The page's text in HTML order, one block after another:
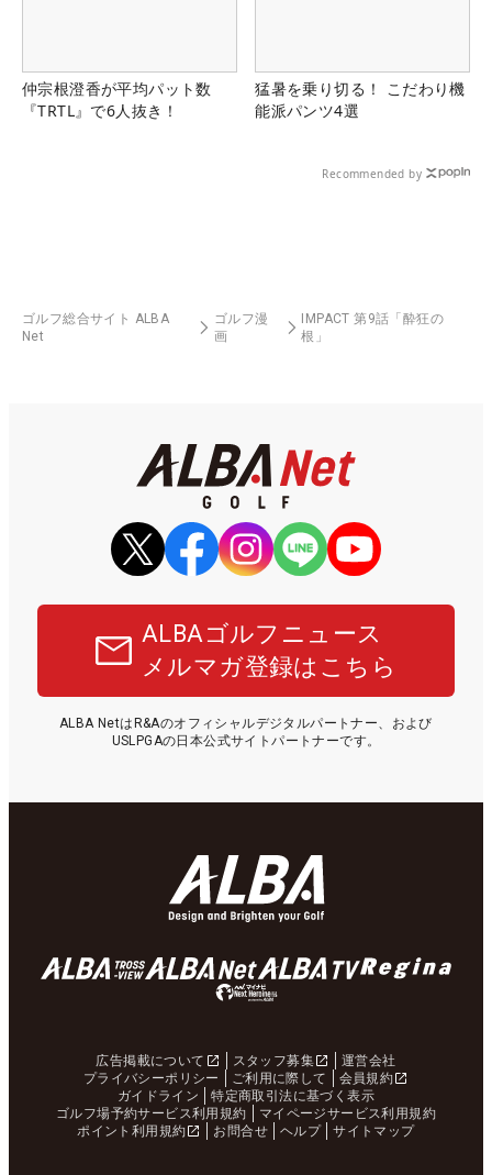
仲宗根澄香が平均パット数
『TRTL』で6人抜き！
猛暑を乗り切る！ こだわり機
能派パンツ4選
Recommended by
ゴルフ総合サイト ALBA
Net
ゴルフ漫
画
IMPACT 第9話「酔狂の
根」
ALBAゴルフニュース
メルマガ登録はこちら
ALBA NetはR&Aのオフィシャルデジタルパートナー、および
USLPGAの日本公式サイトパートナーです。
広告掲載について スタッフ募集
運営会社
プライバシーポリシー
ご利用に際して
会員規約
ガイドライン
特定商取引法に基づく表示
ゴルフ場予約サービス利用規約
マイページサービス利用規約
ポイント利用規約
お問合せ ヘルプ サイトマップ